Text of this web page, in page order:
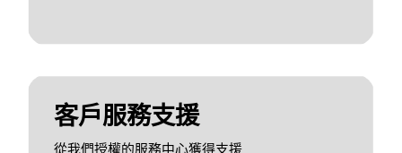
客戶服務支援
從我們授權的服務中心獲得支援